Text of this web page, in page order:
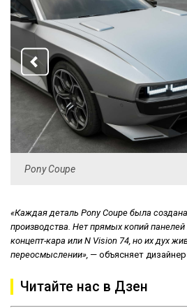
Pony Coupe
«Каждая деталь Pony Coupe была
производства. Нет прямых копий панелей
концепт-кара или N Vision 74, но их дух
переосмыслении», — объясняет
Читайте нас в Дзен